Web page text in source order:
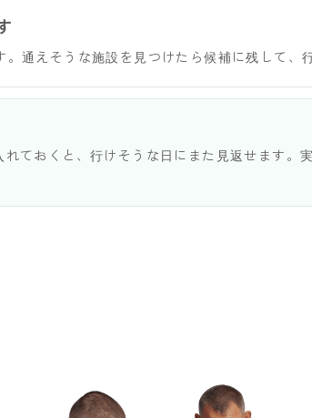
通えそうな施設を見つけたら候補に残して、
ておくと、行けそうな日にまた見返せます。